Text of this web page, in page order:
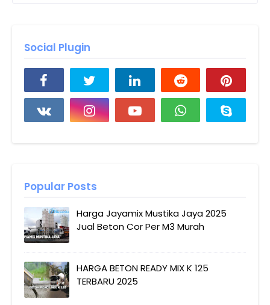
Social Plugin
Popular Posts
Harga Jayamix Mustika Jaya 2025
Jual Beton Cor Per M3 Murah
HARGA BETON READY MIX K 125
TERBARU 2025